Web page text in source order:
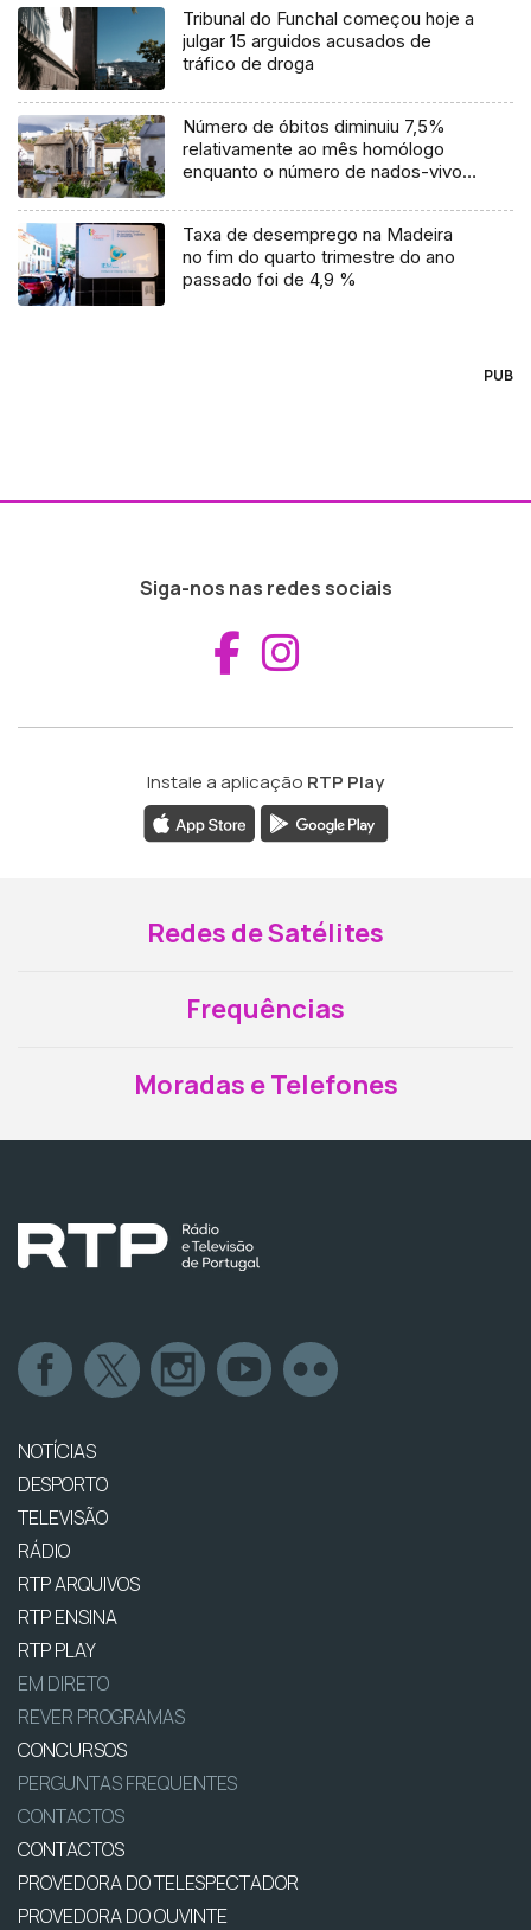
Tribunal do Funchal começou hoje a
julgar 15 arguidos acusados de
tráfico de droga
Número de óbitos diminuiu 7,5%
relativamente ao mês homólogo
enquanto o número de nados-vivos
Taxa de desemprego na Madeira
no fim do quarto trimestre do ano
passado foi de 4,9 %
PUB
Siga-nos nas redes sociais
Aceder ao
Instale a aplicação RTP Play
Redes de Satélites
Frequências
Moradas e Telefones
NOTÍCIAS
DESPORTO
TELEVISÃO
RÁDIO
RTP ARQUIVOS
RTP ENSINA
RTP PLAY
EM DIRETO
REVER PROGRAMAS
CONCURSOS
PERGUNTAS FREQUENTES
CONTACTOS
CONTACTOS
PROVEDORA DO TELESPECTADOR
PROVEDORA DO OUVINTE